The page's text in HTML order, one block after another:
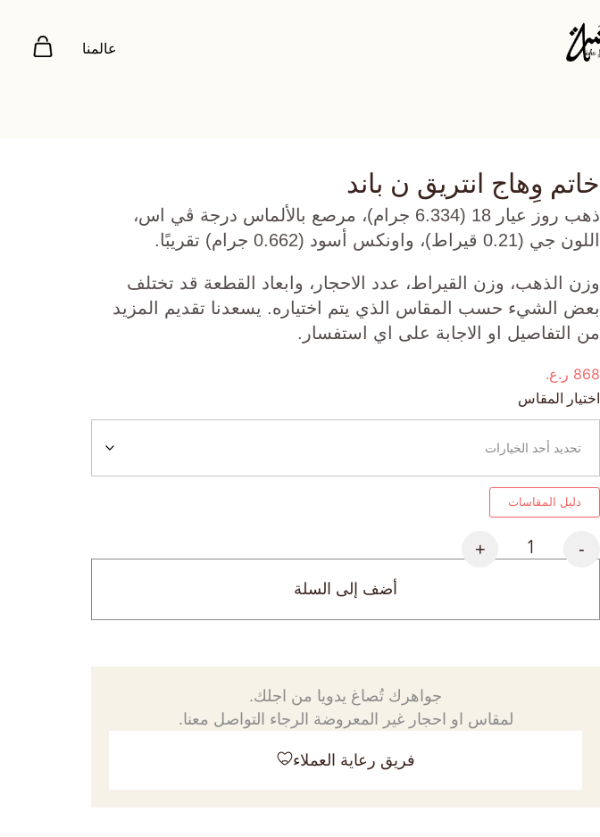
عالمنا
خاتم وِهاج انتريق ن باند
ذهب روز عيار 18 (6.334 جرام)، مرصع بالألماس درجة ڤي اس،
اللون جي (0.21 قيراط)، واونكس أسود (0.662 جرام) تقريبًا.
وزن الذهب، وزن القيراط، عدد الاحجار، وابعاد القطعة قد تختلف
بعض الشيء حسب المقاس الذي يتم اختياره. يسعدنا تقديم المزيد
من التفاصيل او الاجابة على اي استفسار.
868 ر.ع.
اختيار المقاس
دليل المقاسات
-
+
أضف إلى السلة
جواهرك تُصاغ يدويا من اجلك.
لمقاس او احجار غير المعروضة الرجاء التواصل معنا.
فريق رعاية العملاء